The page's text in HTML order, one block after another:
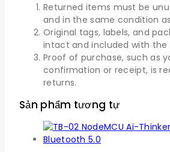
Returned items must be
and in the same condition
Original tags, labels, and
intact and included with
Proof of purchase, such as
confirmation or receipt, is
returns.
Sản phẩm tương tự